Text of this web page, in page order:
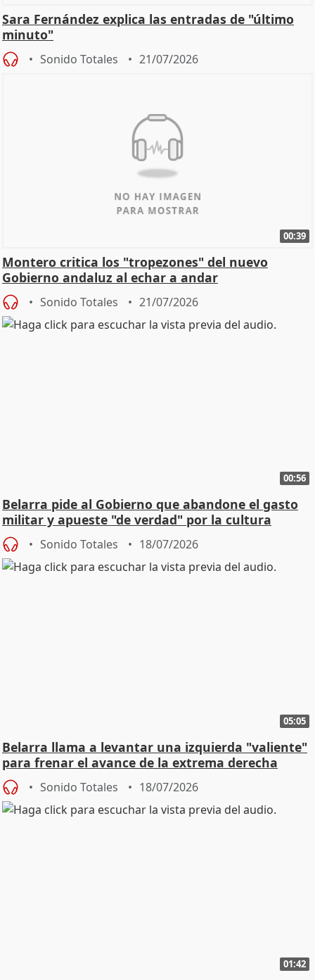
Sara Fernández explica las entradas de "último
minuto"
Sonido Totales 21/07/2026
00:39
Montero critica los "tropezones" del nuevo
Gobierno andaluz al echar a andar
Sonido Totales 21/07/2026
00:56
Belarra pide al Gobierno que abandone el gasto
militar y apueste "de verdad" por la cultura
Sonido Totales 18/07/2026
05:05
Belarra llama a levantar una izquierda "valiente"
para frenar el avance de la extrema derecha
Sonido Totales 18/07/2026
01:42